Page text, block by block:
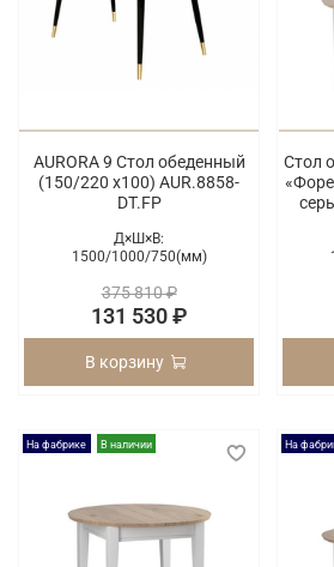
AURORA 9 Стол обеденный
(150/220 х100) AUR.8858-
DT.FP
Д×Ш×В:
1500/1000/750(мм)
375 810 ₽
131 530 ₽
В корзину
Стол
На фабрике В наличии На